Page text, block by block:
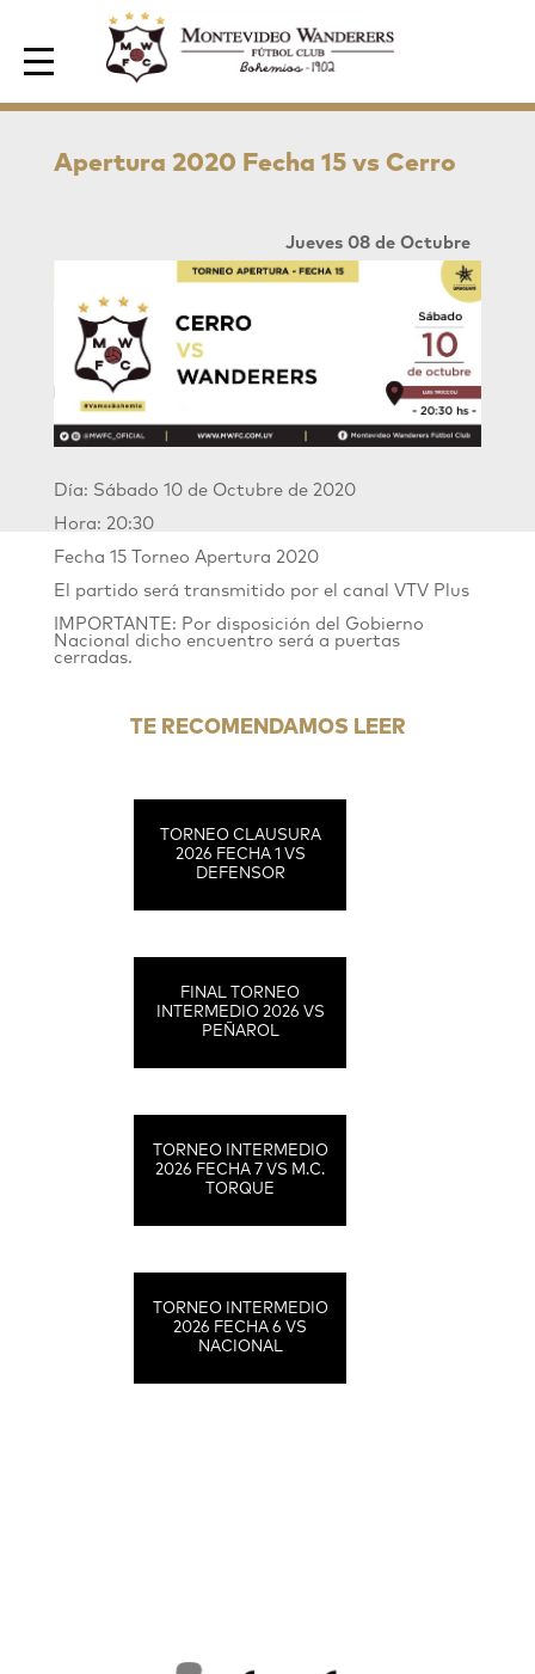
Area de Socios
Apertura 2020 Fecha 15 vs Cerro
Jueves 08 de Octubre
Día: Sábado 10 de Octubre de 2020
Hora: 20:30
Fecha 15 Torneo Apertura 2020
El partido será transmitido por el canal VTV Plus
IMPORTANTE: Por disposición del Gobierno
Nacional dicho encuentro será a puertas
cerradas.
TE RECOMENDAMOS LEER
TORNEO CLAUSURA
2026 FECHA 1 VS
DEFENSOR
FINAL TORNEO
INTERMEDIO 2026 VS
PEÑAROL
TORNEO INTERMEDIO
2026 FECHA 7 VS M.C.
TORQUE
TORNEO INTERMEDIO
2026 FECHA 6 VS
NACIONAL